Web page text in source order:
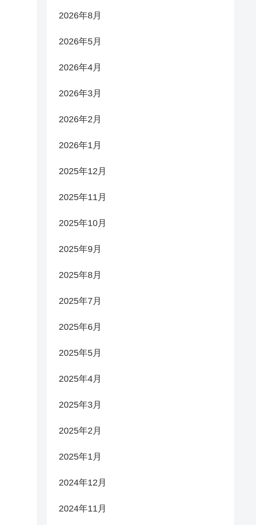
2026年8月
2026年5月
2026年4月
2026年3月
2026年2月
2026年1月
2025年12月
2025年11月
2025年10月
2025年9月
2025年8月
2025年7月
2025年6月
2025年5月
2025年4月
2025年3月
2025年2月
2025年1月
2024年12月
2024年11月